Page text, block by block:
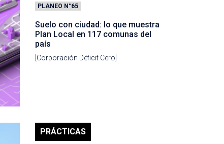
PLANEO N°65
Suelo con ciudad: lo que muestra
Plan Local en 117 comunas del
país
[Corporación Déficit Cero]
PRÁCTICAS